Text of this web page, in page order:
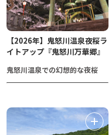
【2026年】鬼怒川温泉夜桜ラ
イトアップ『鬼怒川万華郷』
鬼怒川温泉での幻想的な夜桜